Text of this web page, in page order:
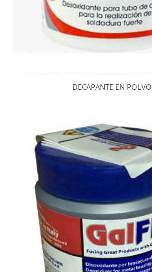
DECAPANTE EN POLVO